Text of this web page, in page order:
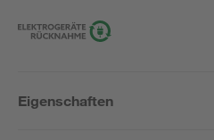
Eigenschaften